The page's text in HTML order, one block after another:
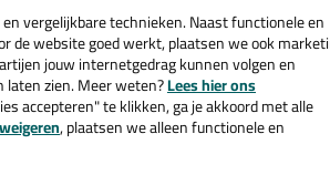
in Mat Jasmijn
kleur? Gevonden! Deze ottoseal natuursteen
toepassingen. Een duurzame en
gegarandeerd een topresultaat. Bestel de
vergelijkbare technieken. Naast functionele en
de website goed werkt, plaatsen we ook
jouw internetgedrag kunnen volgen en
zien. Meer weten?Lees hier ons
accepteren" te klikken, ga je akkoord met alle
weigeren, plaatsen we alleen functionele en